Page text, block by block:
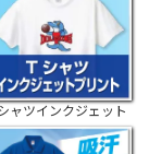
ャツインクジェット